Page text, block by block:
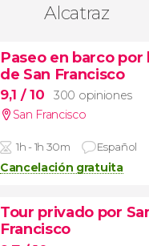
Alcatraz
Paseo en barco por
de San Francisco
9,1 / 10
300 opiniones
San Francisco
1h - 1h 30m Español
Cancelación gratuita
Tour privado por
Francisco